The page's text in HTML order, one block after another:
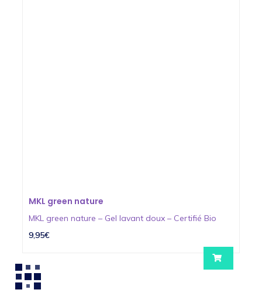
MKL green nature
MKL green nature – Gel lavant doux – Certifié Bio
9,95€